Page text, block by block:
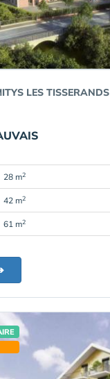
LES TISSERANDS
28 m2
42 m2
61 m2